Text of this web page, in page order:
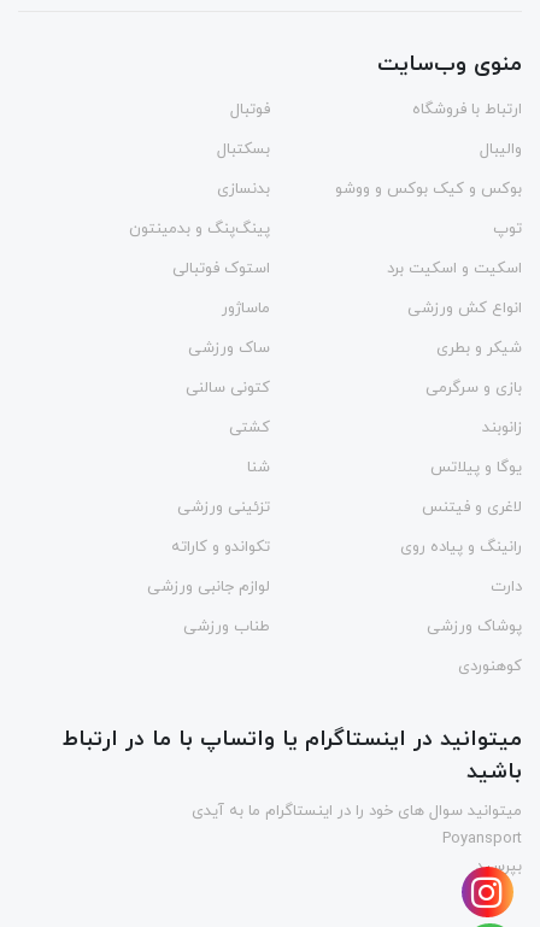
منوی وب‌سایت
ارتباط با فروشگاه
فوتبال
والیبال
بسکتبال
بوکس و کیک بوکس و ووشو
بدنسازی
توپ
پینگ‌پنگ و بدمينتون
اسکیت و اسکیت برد
استوک فوتبالی
انواع کش ورزشی
ماساژور
شیکر و بطری
ساک ورزشی
بازی و سرگرمی
کتونی سالنی
زانوبند
کشتی
یوگا و پیلاتس
شنا
لاغری و فیتنس
تزئینی ورزشی
رانینگ و پیاده روی
تکواندو و کاراته
دارت
لوازم جانبی ورزشی
پوشاک ورزشی
طناب ورزشی
کوهنوردی
میتوانید در اینستاگرام یا واتساپ با ما در ارتباط
باشید
میتوانید سوال های خود را در اینستاگرام ما به آیدی
Poyansport
بپرسید